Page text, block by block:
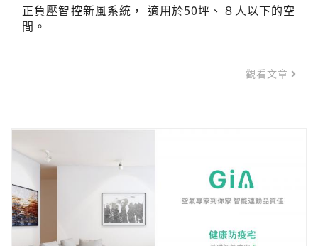
正負壓智控新風系統， 適用於50坪、８人以下的空
間。
觀看文章